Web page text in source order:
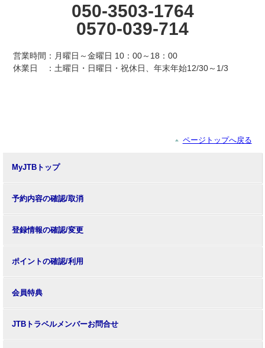
050-3503-1764
0570-039-714
営業時間：月曜日～金曜日 10：00～18：00
休業日 ：土曜日・日曜日・祝休日、年末年始12/30～1/3
ページトップへ戻る
MyJTBトップ
予約内容の確認/取消
登録情報の確認/変更
ポイントの確認/利用
会員特典
JTBトラベルメンバーお問合せ